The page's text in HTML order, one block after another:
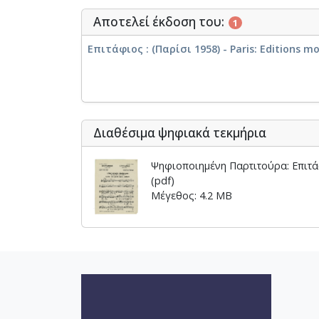
[Φάκελος] GR-As-MTH-003-Sc-
[Φάκελος] GR-As-MTH-003-Sc-
[Φάκελος] GR-As-MTH-003-Sc-
[Φάκελος] GR-As-MTH-003-Sc-
[Φάκελος] GR-As-MTH-003-Sc-
[Φάκελος] GR-As-MTH-003-Sc-
[Φάκελος] GR-As-MTH-003-Sc-
[Φάκελος] GR-As-MTH-003-Sc-
[Φάκελος] GR-As-MTH-003-Sc-
[Φάκελος] GR-As-MTH-003-Sc-
[Φάκελος] GR-As-MTH-003-Sc-
Αποτελεί έκδοση του: 1
Επιτάφιος : (Παρίσι 1958) - Paris: Editions
Διαθέσιμα ψηφιακά τεκμήρια
Ψηφιοποιημένη Παρτιτούρα:
(pdf)
Μέγεθος: 4.2 MB